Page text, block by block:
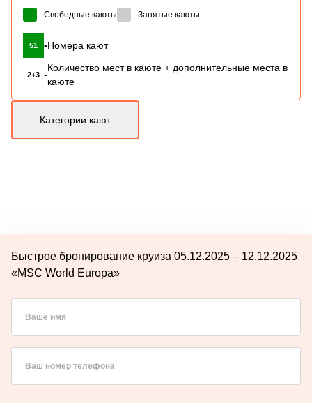
Свободные каюты Занятые каюты
51 -Номера кают
2+3 -
Количество мест в каюте + дополнительные места в
каюте
Категории кают
Быстрое бронирование круиза 05.12.2025 – 12.12.2025
«MSC World Europa»
Ваше имя
Ваш номер телефона